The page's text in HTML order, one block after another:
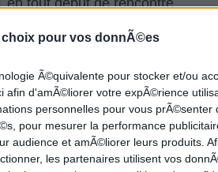
choix pour vos donnÃ©es
Ã©quivalente pour stocker et/ou
afin d'amÃ©liorer votre expÃ©rience
personnelles pour vous prÃ©senter
pour mesurer la performance
audience et amÃ©liorer leurs produits.
les partenaires utilisent vos
en tout début de rencontre,
Vincent Collet
16 pts de retard
en puissance tricolore, la